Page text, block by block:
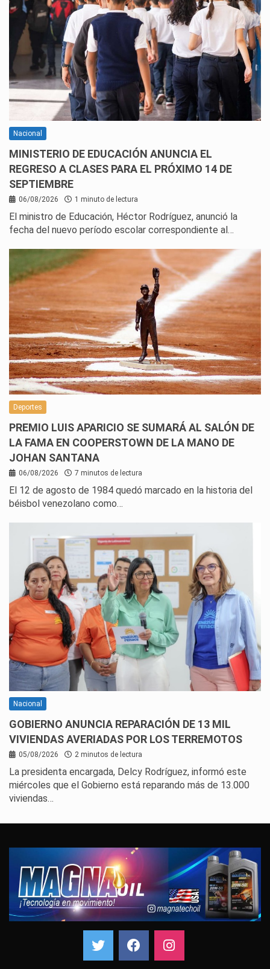
Nacional
MINISTERIO DE EDUCACIÓN ANUNCIA EL
REGRESO A CLASES PARA EL PRÓXIMO 14 DE
SEPTIEMBRE
06/08/2026 1 minuto de lectura
El ministro de Educación, Héctor Rodríguez, anunció la
fecha del nuevo período escolar correspondiente al…
Deportes
PREMIO LUIS APARICIO SE SUMARÁ AL SALÓN DE
LA FAMA EN COOPERSTOWN DE LA MANO DE
JOHAN SANTANA
06/08/2026 7 minutos de lectura
El 12 de agosto de 1984 quedó marcado en la historia del
béisbol venezolano como…
Nacional
GOBIERNO ANUNCIA REPARACIÓN DE 13 MIL
VIVIENDAS AVERIADAS POR LOS TERREMOTOS
05/08/2026 2 minutos de lectura
La presidenta encargada, Delcy Rodríguez, informó este
miércoles que el Gobierno está reparando más de 13.000
viviendas…